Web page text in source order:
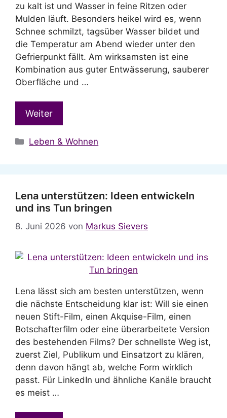
zu kalt ist und Wasser in feine Ritzen oder
Mulden läuft. Besonders heikel wird es, wenn
Schnee schmilzt, tagsüber Wasser bildet und
die Temperatur am Abend wieder unter den
Gefrierpunkt fällt. Am wirksamsten ist eine
Kombination aus guter Entwässerung, sauberer
Oberfläche und …
Weiter
Kategorien
Leben & Wohnen
Lena unterstützen: Ideen entwickeln
und ins Tun bringen
8. Juni 2026 von Markus Sievers
Lena lässt sich am besten unterstützen, wenn
die nächste Entscheidung klar ist: Will sie einen
neuen Stift-Film, einen Akquise-Film, einen
Botschafterfilm oder eine überarbeitete Version
des bestehenden Films? Der schnellste Weg ist,
zuerst Ziel, Publikum und Einsatzort zu klären,
denn davon hängt ab, welche Form wirklich
passt. Für LinkedIn und ähnliche Kanäle braucht
es meist …